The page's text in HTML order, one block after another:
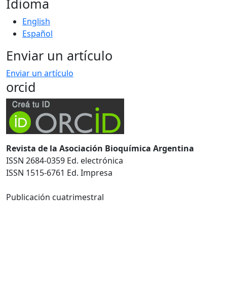
Idioma
English
Español
Enviar un artículo
Enviar un artículo
orcid
Revista de la Asociación Bioquímica Argentina
ISSN 2684-0359 Ed. electrónica
ISSN 1515-6761 Ed. Impresa
Publicación cuatrimestral